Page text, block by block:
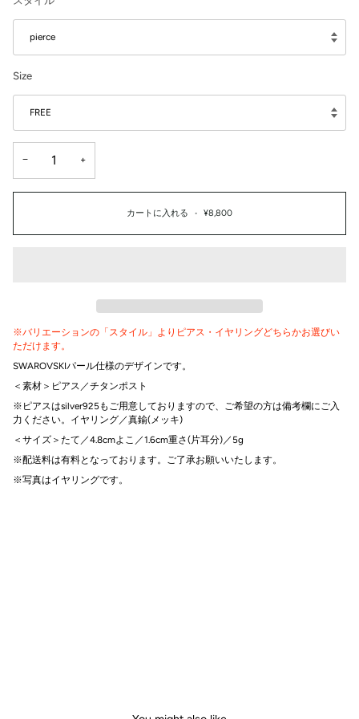
pierce
Size
FREE
− +
カートに入れる • ¥8,800
※バリエーションの「スタイル」よりピアス・イヤリングどちらかお選びい
ただけます。
SWAROVSKIパール仕様のデザインです。
＜素材＞ ピアス／チタンポスト
※ピアスはsilver925も ご用意しておりますので、ご希望の方は備考欄にご入
力ください。 イヤリング／真鍮(メッキ)
＜サイズ＞ たて／4.8cmよこ／1.6cm重さ(片耳分)／5g
※配送料は有料となっております。 ご了承お願いいたします。
※写真はイヤリングです。